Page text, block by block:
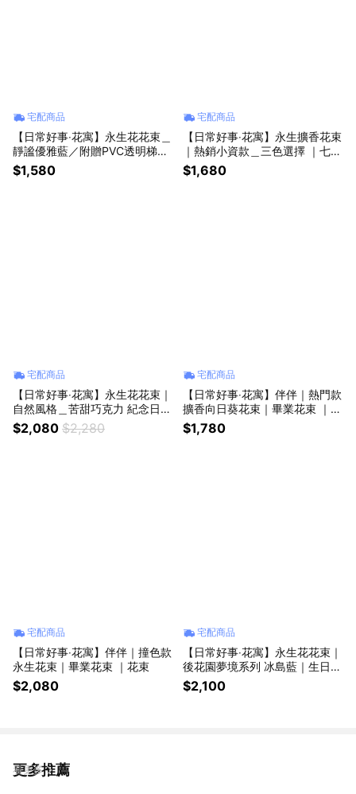
宅配商品
【日常好事‧花寓】永生花花束＿
靜謐優雅藍／附贈PVC透明梯型
袋 ｜七夕情人節推薦 情人節花
束 生日紀念 送禮推薦
$1,580
宅配商品
【日常好事‧花寓】永生擴香花束
｜熱銷小資款＿三色選擇 ｜七夕
情人節推薦｜情人節花束
$1,680
宅配商品
【日常好事‧花寓】永生花花束｜
自然風格＿苦甜巧克力 紀念日
禮物 情人節花束 七夕情人節推
薦 生日禮物 送禮推薦
$2,080 $2,280
宅配商品
【日常好事‧花寓】伴伴｜熱門款
擴香向日葵花束｜畢業花束 ｜花
束
$1,780
宅配商品
【日常好事‧花寓】伴伴｜撞色款
永生花束｜畢業花束 ｜花束
$2,080
宅配商品
【日常好事‧花寓】永生花花束｜
後花園夢境系列 冰島藍｜生日禮
物 花禮 七夕情人節推薦 情人節
花束
$2,100
更多推薦
看更多